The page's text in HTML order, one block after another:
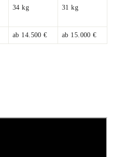
34 kg 31 kg
ab 14.500 € ab 15.000 €